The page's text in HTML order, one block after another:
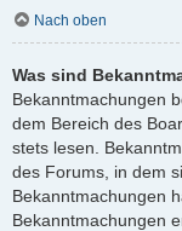
Nach oben
Was sind
Bekanntmachungen
dem Bereich des
stets lesen.
des Forums, in dem
Bekanntmachungen
Bekanntmachungen